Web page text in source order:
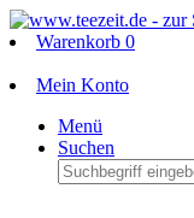
Warenkorb 0
Mein Konto
Menü
Suchen